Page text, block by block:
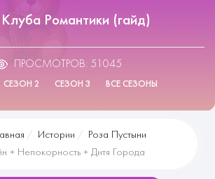
Романтики (гайд)
ПРОСМОТРОВ: 51045
СЕЗОН 2 СЕЗОН 3 ВСЕ СЕЗОНЫ
Истории
Роза Пустыни
+ Непокорность + Дитя Города